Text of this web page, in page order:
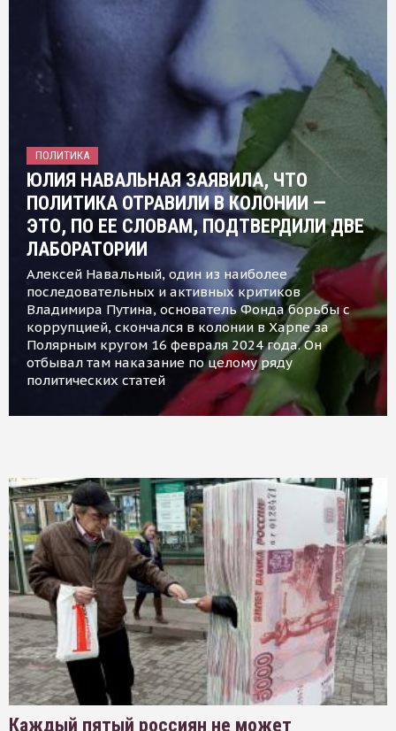
ПОЛИТИКА
ЮЛИЯ НАВАЛЬНАЯ ЗАЯВИЛА, ЧТО
ПОЛИТИКА ОТРАВИЛИ В КОЛОНИИ —
ЭТО, ПО ЕЕ СЛОВАМ, ПОДТВЕРДИЛИ ДВЕ
ЛАБОРАТОРИИ
Алексей Навальный, один из наиболее
последовательных и активных критиков
Владимира Путина, основатель Фонда борьбы с
коррупцией, скончался в колонии в Харпе за
Полярным кругом 16 февраля 2024 года. Он
отбывал там наказание по целому ряду
политических статей
Каждый пятый россиян не может